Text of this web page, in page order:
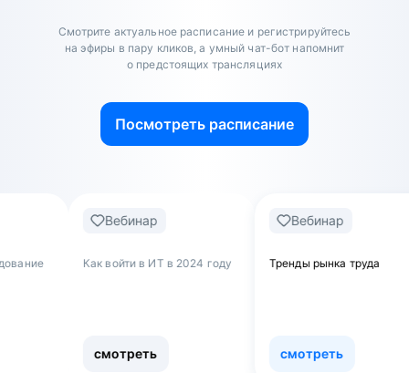
Смотрите актуальное расписание и регистрируйтесь
на эфиры в пару кликов, а умный чат-бот напомнит
о предстоящих трансляциях
Посмотреть расписание
войти в ИТ в 2024 году Тренды рынка труда